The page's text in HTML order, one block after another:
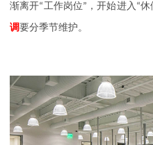
渐离开“工作岗位”，开始进入“
调要分季节维护。